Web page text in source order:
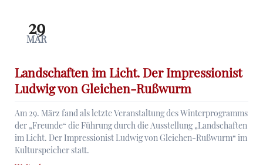
29
MÄR
Landschaften im Licht. Der Impressionist
Ludwig von Gleichen-Rußwurm
Am 29. März fand als letzte Veranstaltung des Winterprogramms
der „Freunde“ die Führung durch die Ausstellung „Landschaften
im Licht. Der Impressionist Ludwig von Gleichen-Rußwurm“ im
Kulturspeicher statt.